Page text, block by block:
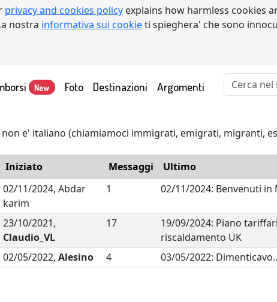
privacy and cookies policy explains how harmless cookies
nostra informativa sui cookieti spieghera' che sono
New Foto Destinazioni Argomenti
e' italiano (chiamiamoci immigrati, emigrati, migranti,
Iniziato Messaggi Ultimo
02/11/2024, Abdar
karim
1 02/11/2024: Benvenuti in
23/10/2021,
Claudio_VL
17
19/09/2024: Piano
riscaldamento UK
02/05/2022, Alesino 4 03/05/2022: Dimenticavo..